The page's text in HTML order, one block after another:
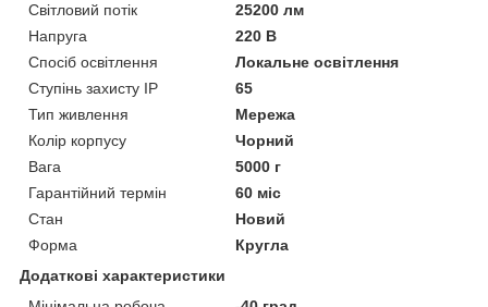
Світловий потік
25200 лм
Напруга
220 В
Спосіб освітлення
Локальне освітлення
Ступінь захисту IP
65
Тип живлення
Мережа
Колір корпусу
Чорний
Вага
5000 г
Гарантійний термін
60 міс
Стан
Новий
Форма
Кругла
Додаткові характеристики